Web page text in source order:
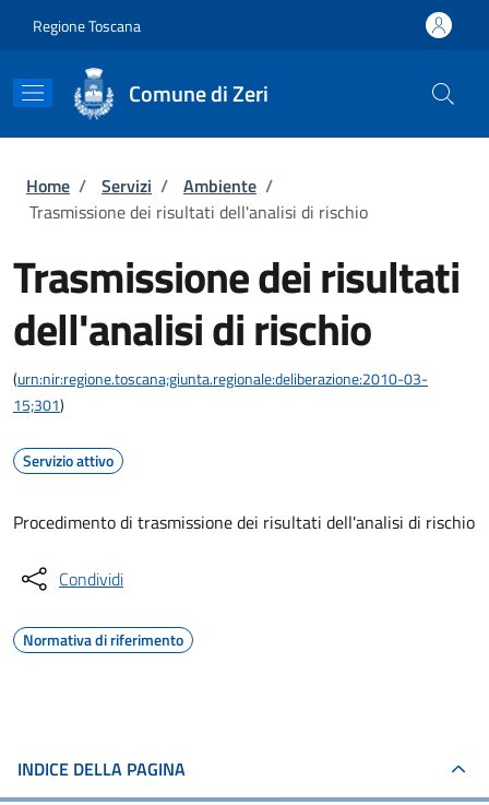
Regione Toscana
Comune di Zeri
Briciole di pane
Home / Servizi / Ambiente /
Trasmissione dei risultati dell'analisi di rischio
Trasmissione dei risultati
dell'analisi di rischio
(urn:nir:regione.toscana;giunta.regionale:deliberazione:2010-03-
15;301)
Servizio attivo
Procedimento di trasmissione dei risultati dell'analisi di rischio
Condividi
Normativa di riferimento
INDICE DELLA PAGINA